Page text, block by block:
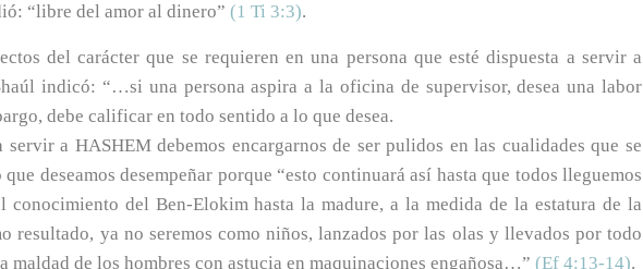
“libre del amor al dinero” (1 Ti 3:3).
del carácter que se requieren en una persona que esté dispuesta a servir a
indicó: “…si una persona aspira a la oficina de supervisor, desea una labor
debe calificar en todo sentido a lo que desea.
servir a HASHEM debemos encargarnos de ser pulidos en las cualidades que se
deseamos desempeñar porque “esto continuará así hasta que todos lleguemos
del Ben-Elokim hasta la madure, a la medida de la estatura de la
resultado, ya no seremos como niños, lanzados por las olas y llevados por todo
maldad de los hombres con astucia en maquinaciones engañosa…” (Ef 4:13-14).